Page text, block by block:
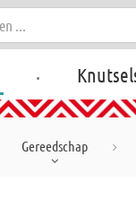
.
Gereedschap